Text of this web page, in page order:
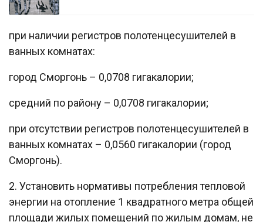
при наличии регистров полотенцесушителей в
ванных комнатах:
город Сморгонь – 0,0708 гигакалории;
средний по району – 0,0708 гигакалории;
при отсутствии регистров полотенцесушителей в
ванных комнатах – 0,0560 гигакалории (город
Сморгонь).
2. Установить нормативы потребления тепловой
энергии на отопление 1 квадратного метра общей
площади жилых помещений по жилым домам, не